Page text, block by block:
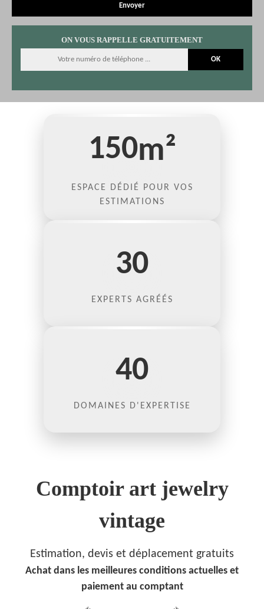
ON VOUS RAPPELLE GRATUITEMENT
150m²
ESPACE DÉDIÉ POUR VOS
ESTIMATIONS
30
EXPERTS AGRÉÉS
40
DOMAINES D'EXPERTISE
Comptoir art jewelry
vintage
Estimation, devis et déplacement gratuits
Achat dans les meilleures conditions actuelles et
paiement au comptant